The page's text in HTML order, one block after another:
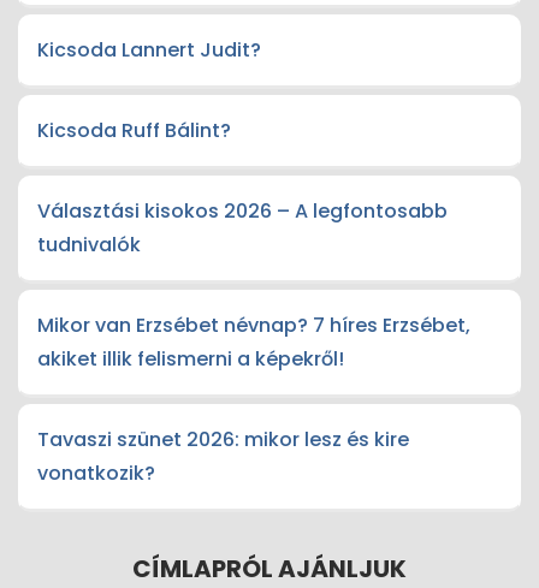
Kicsoda Lannert Judit?
Kicsoda Ruff Bálint?
Választási kisokos 2026 – A legfontosabb
tudnivalók
Mikor van Erzsébet névnap? 7 híres Erzsébet,
akiket illik felismerni a képekről!
Tavaszi szünet 2026: mikor lesz és kire
vonatkozik?
CÍMLAPRÓL AJÁNLJUK